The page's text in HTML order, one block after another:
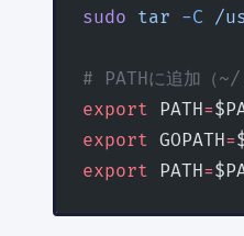
sudo tar -C /
# PATHに追加
export PATH=
export GOPATH=
export PATH=